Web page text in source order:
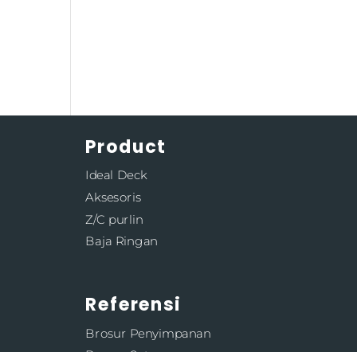
Product
Ideal Deck
Aksesoris
Z/C purlin
Baja Ringan
Referensi
Brosur Penyimpanan